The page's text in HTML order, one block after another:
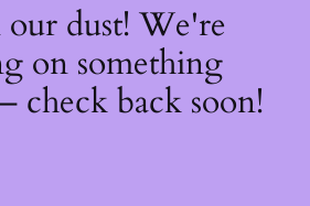
our dust! We're
on something
check back soon!